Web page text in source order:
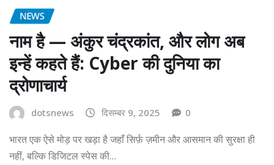
NEWS
नाम है — अंकुर चंद्रकांत, और लोग अब
इन्हें कहते हैं: Cyber की दुनिया का
द्रोणाचार्य
dotsnews दिसम्बर 9, 2025 0
भारत एक ऐसे मोड़ पर खड़ा है जहाँ सिर्फ़ ज़मीन और आसमान की सुरक्षा ही
नहीं, बल्कि डिजिटल स्पेस की…